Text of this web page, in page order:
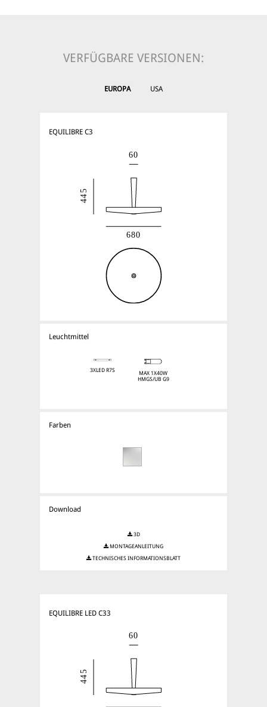
VERFÜGBARE VERSIONEN:
EUROPA USA
EQUILIBRE C3
Leuchtmittel
3XLED R7S
MAX 1X40W
HMGS/UB G9
Farben
Download
3D
MONTAGEANLEITUNG
TECHNISCHES INFORMATIONSBLATT
EQUILIBRE LED C33